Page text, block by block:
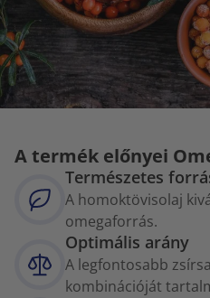
A termék előnyei
Természetes
A homoktövisolaj
omegaforrás.
Optimális arány
A legfontosabb
kombinációját